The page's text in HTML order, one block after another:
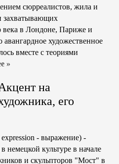
сюрреалистов, жила и
захватывающих
века в Лондоне, Париже и
художественное
вместе с теориями
»
на
его
- выражение) -
немецкой культуре в начале
и скульпторов "Мост" в